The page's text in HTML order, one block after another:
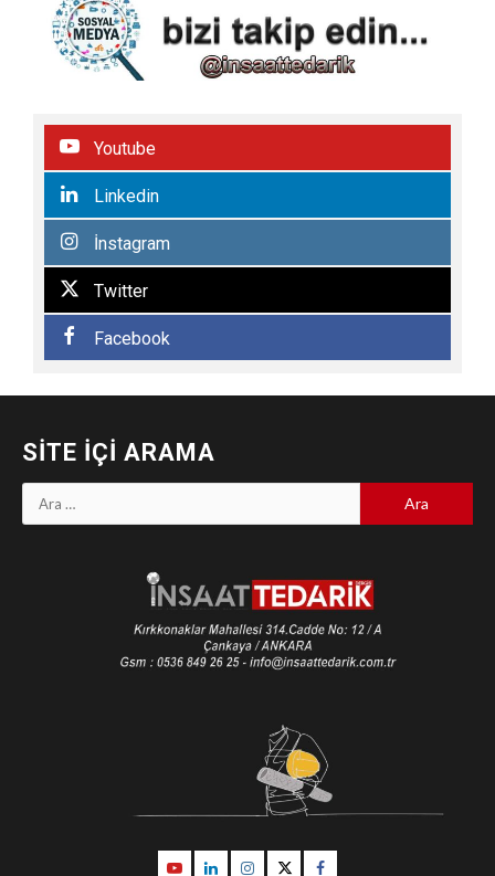
Youtube
Linkedin
İnstagram
Twitter
Facebook
SITE İÇI ARAMA
Arama:
YoutubeLinkedinİnstagram
TwitterFacebook